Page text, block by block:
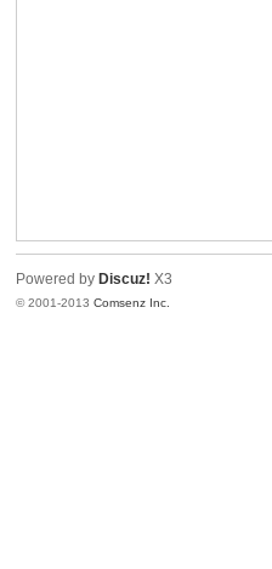
Powered by Discuz! X3
© 2001-2013Comsenz Inc.